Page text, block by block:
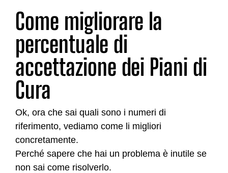
Come migliorare la
percentuale di
accettazione dei Piani di
Cura
Ok, ora che sai quali sono i numeri di
riferimento, vediamo come li migliori
concretamente.
Perché sapere che hai un problema è inutile se
non sai come risolverlo.